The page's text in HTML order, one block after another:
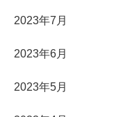
2023年7月
2023年6月
2023年5月